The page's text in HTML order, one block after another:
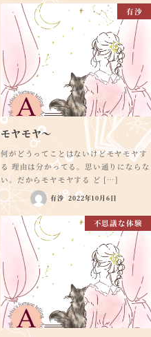
有沙
モヤモヤ～
何がどうってことはないけどモヤモヤす
る 理由は分かってる。思い通りにならな
い。だからモヤモヤする ど […]
有沙 2022年10月6日
不思議な体験